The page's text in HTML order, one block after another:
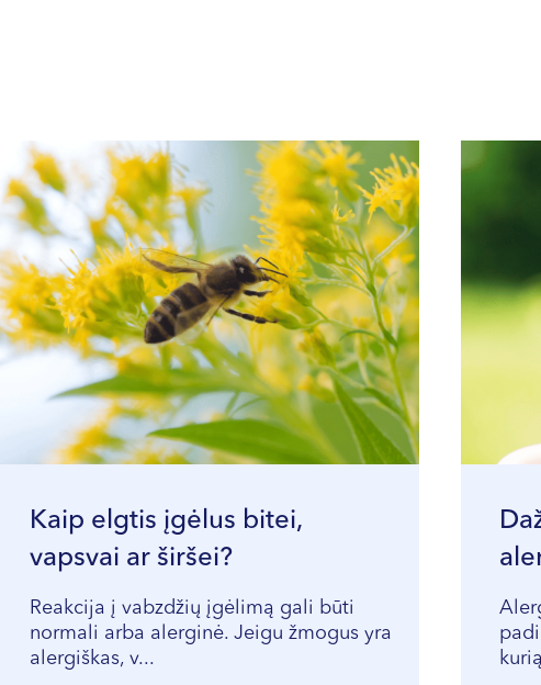
Kaip elgtis įgėlus bitei,
vapsvai ar širšei?
Reakcija į vabzdžių įgėlimą gali būti
normali arba alerginė. Jeigu žmogus yra
alergiškas, v...